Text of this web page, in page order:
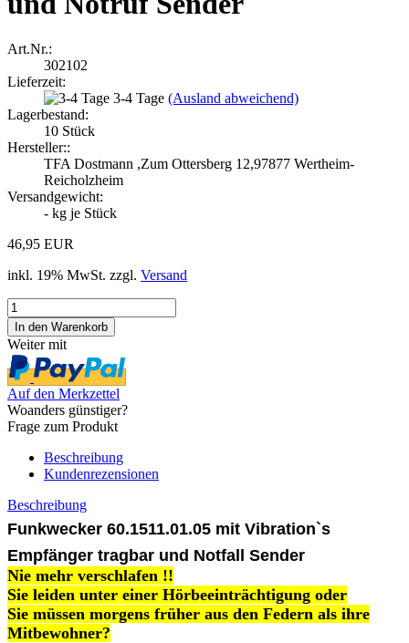
Art.Nr.:
302102
Lieferzeit:
3-4 Tage (Ausland abweichend)
Lagerbestand:
10 Stück
Hersteller::
TFA Dostmann ,Zum Ottersberg 12,97877 Wertheim-
Reicholzheim
Versandgewicht:
- kg je Stück
46,95 EUR
inkl. 19% MwSt. zzgl. Versand
Weiter mit
Auf den Merkzettel
Woanders günstiger?
Frage zum Produkt
Beschreibung
Kundenrezensionen
Beschreibung
Funkwecker 60.1511.01.05 mit Vibration`s
Empfänger tragbar und Notfall Sender
Nie mehr verschlafen !!
Sie leiden unter einer Hörbeeinträchtigung oder
Sie müssen morgens früher aus den Federn als ihre
Mitbewohner?